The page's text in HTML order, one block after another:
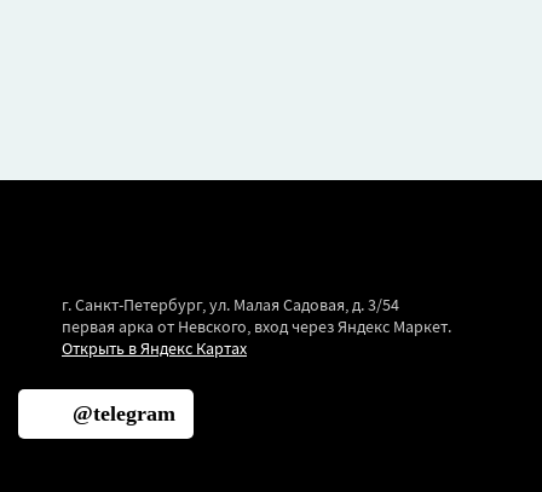
г. Санкт-Петербург, ул. Малая Садовая, д. 3/54
первая арка от Невского, вход через Яндекс Маркет.
Открыть в Яндекс Картах
@telegram